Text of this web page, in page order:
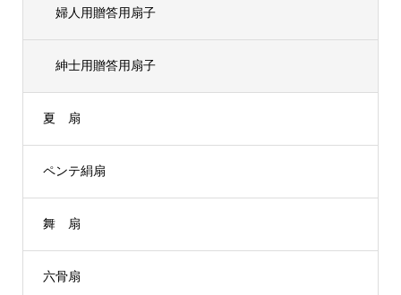
婦人用贈答用扇子
紳士用贈答用扇子
夏 扇
ペンテ絹扇
舞 扇
六骨扇